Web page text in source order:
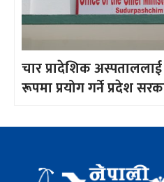
चार प्रादेशिक
रूपमा प्रयोग गर्ने प्रदेश